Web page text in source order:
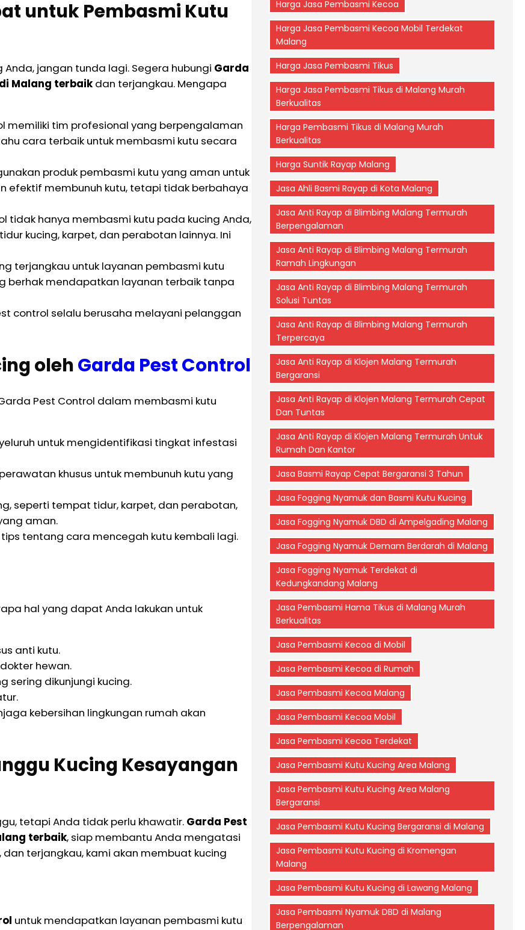
untuk Pembasmi Kutu
jangan tunda lagi. Segera hubungi Garda
Malang terbaik dan terjangkau. Mengapa
memiliki tim profesional yang berpengalaman
cara terbaik untuk membasmi kutu secara
produk pembasmi kutu yang aman untuk
efektif membunuh kutu, tetapi tidak berbahaya
tidak hanya membasmi kutu pada kucing Anda,
kucing, karpet, dan perabotan lainnya. Ini
terjangkau untuk layanan pembasmi kutu
berhak mendapatkan layanan terbaik tanpa
control selalu berusaha melayani pelanggan
olehGarda Pest Control
Pest Control dalam membasmi kutu
untuk mengidentifikasi tingkat infestasi
khusus untuk membunuh kutu yang
seperti tempat tidur, karpet, dan perabotan,
aman.
tentang cara mencegah kutu kembali lagi.
hal yang dapat Anda lakukan untuk
anti kutu.
hewan.
sering dikunjungi kucing.
kebersihan lingkungan rumah akan
Kucing Kesayangan
tetapi Anda tidak perlu khawatir. Garda Pest
terbaik, siap membantu Anda mengatasi
terjangkau, kami akan membuat kucing
untuk mendapatkan layanan pembasmi kutu
Harga Jasa Pembasmi Kecoa
Harga Jasa Pembasmi Kecoa Mobil Terdekat
Malang
Harga Jasa Pembasmi Tikus
Harga Jasa Pembasmi Tikus di Malang Murah
Berkualitas
Harga Pembasmi Tikus di Malang Murah
Berkualitas
Harga Suntik Rayap Malang
Jasa Ahli Basmi Rayap di Kota Malang
Jasa Anti Rayap di Blimbing Malang Termurah
Berpengalaman
Jasa Anti Rayap di Blimbing Malang Termurah
Ramah Lingkungan
Jasa Anti Rayap di Blimbing Malang Termurah
Solusi Tuntas
Jasa Anti Rayap di Blimbing Malang Termurah
Terpercaya
Jasa Anti Rayap di Klojen Malang Termurah
Bergaransi
Jasa Anti Rayap di Klojen Malang Termurah Cepat
Dan Tuntas
Jasa Anti Rayap di Klojen Malang Termurah Untuk
Rumah Dan Kantor
Jasa Basmi Rayap Cepat Bergaransi 3 Tahun
Jasa Fogging Nyamuk dan Basmi Kutu Kucing
Jasa Fogging Nyamuk DBD di Ampelgading Malang
Jasa Fogging Nyamuk Demam Berdarah di Malang
Jasa Fogging Nyamuk Terdekat di
Kedungkandang Malang
Jasa Pembasmi Hama Tikus di Malang Murah
Berkualitas
Jasa Pembasmi Kecoa di Mobil
Jasa Pembasmi Kecoa di Rumah
Jasa Pembasmi Kecoa Malang
Jasa Pembasmi Kecoa Mobil
Jasa Pembasmi Kecoa Terdekat
Jasa Pembasmi Kutu Kucing Area Malang
Jasa Pembasmi Kutu Kucing Area Malang
Bergaransi
Jasa Pembasmi Kutu Kucing Bergaransi di Malang
Jasa Pembasmi Kutu Kucing di Kromengan
Malang
Jasa Pembasmi Kutu Kucing di Lawang Malang
Jasa Pembasmi Nyamuk DBD di Malang
Berpengalaman